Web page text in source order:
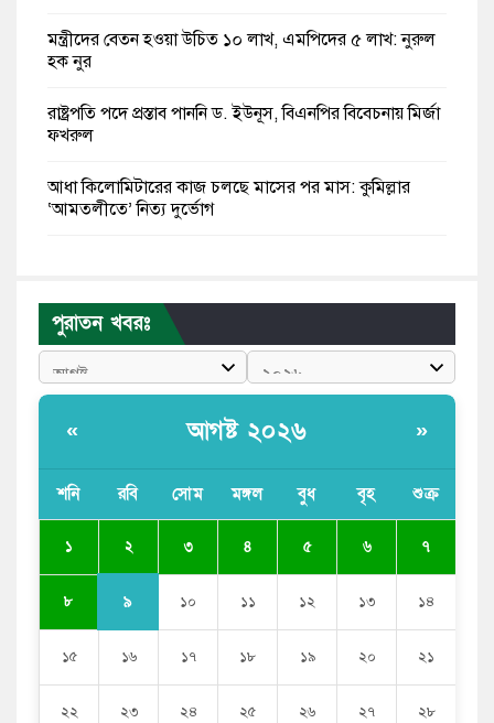
মন্ত্রীদের বেতন হওয়া উচিত ১০ লাখ, এমপিদের ৫ লাখ: নুরুল
হক নুর
রাষ্ট্রপতি পদে প্রস্তাব পাননি ড. ইউনূস, বিএনপির বিবেচনায় মির্জা
ফখরুল
আধা কিলোমিটারের কাজ চলছে মাসের পর মাস: কুমিল্লার
‘আমতলীতে’ নিত্য দুর্ভোগ
পুলিশকে পিটিয়ে রক্তাক্ত করেছি এ দৃশ্য কি আপনারা দেখেননি:
এনসিপি নেতা
সরকার
সজীব ওয়াজেদ জয়
পুরাতন খবরঃ
« আগষ্ট ২০২৬ »
শনি রবি সোম মঙ্গল বুধ বৃহ শুক্র
১ ২ ৩ ৪ ৫ ৬ ৭
৮ ৯ ১০ ১১ ১২ ১৩ ১৪
১৫ ১৬ ১৭ ১৮ ১৯ ২০ ২১
২২ ২৩ ২৪ ২৫ ২৬ ২৭ ২৮